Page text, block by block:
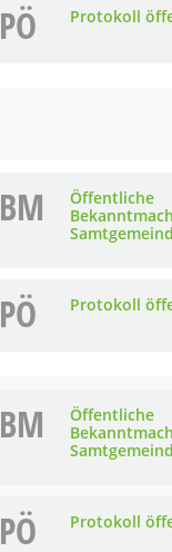
PÖ Protokoll
BM
Öffentliche
PÖ Protokoll
BM
Öffentliche
PÖ Protokoll